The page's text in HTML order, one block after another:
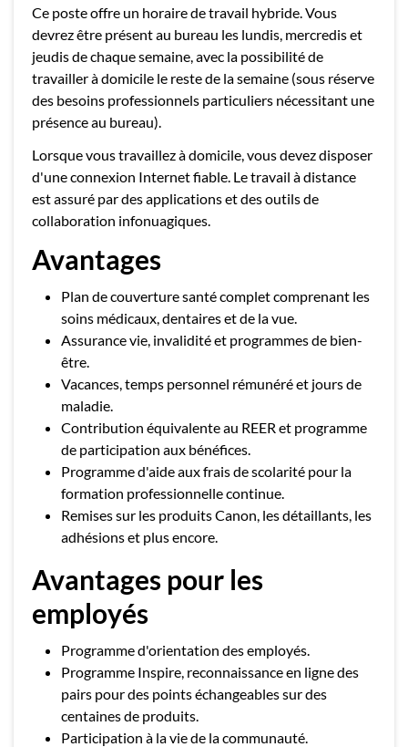
Ce poste offre un horaire de travail hybride. Vous
devrez être présent au bureau les lundis, mercredis et
jeudis de chaque semaine, avec la possibilité de
travailler à domicile le reste de la semaine (sous réserve
des besoins professionnels particuliers nécessitant une
présence au bureau).
Lorsque vous travaillez à domicile, vous devez disposer
d'une connexion Internet fiable. Le travail à distance
est assuré par des applications et des outils de
collaboration infonuagiques.
Avantages
Plan de couverture santé complet comprenant les
soins médicaux, dentaires et de la vue.
Assurance vie, invalidité et programmes de bien-
être.
Vacances, temps personnel rémunéré et jours de
maladie.
Contribution équivalente au REER et programme
de participation aux bénéfices.
Programme d'aide aux frais de scolarité pour la
formation professionnelle continue.
Remises sur les produits Canon, les détaillants, les
adhésions et plus encore.
Avantages pour les
employés
Programme d'orientation des employés.
Programme Inspire, reconnaissance en ligne des
pairs pour des points échangeables sur des
centaines de produits.
Participation à la vie de la communauté.